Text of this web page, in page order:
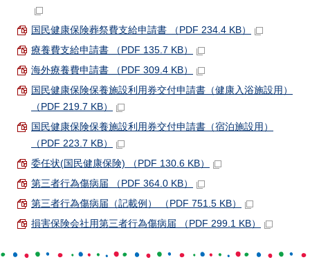
国民健康保険葬祭費支給申請書 （PDF 234.4 KB）
療養費支給申請書 （PDF 135.7 KB）
海外療養費申請書 （PDF 309.4 KB）
国民健康保険保養施設利用券交付申請書（健康入浴施設用）
（PDF 219.7 KB）
国民健康保険保養施設利用券交付申請書（宿泊施設用）
（PDF 223.7 KB）
委任状(国民健康保険) （PDF 130.6 KB）
第三者行為傷病届 （PDF 364.0 KB）
第三者行為傷病届（記載例） （PDF 751.5 KB）
損害保険会社用第三者行為傷病届 （PDF 299.1 KB）